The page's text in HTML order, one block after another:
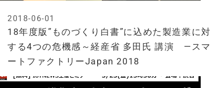
18年度版”ものづくり白書”に込めた製造業に対
する4つの危機感～経産省 多田氏 講演 —スマ
ートファクトリーJapan 2018
2018-06-01